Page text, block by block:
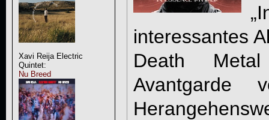
Xavi Reija Electric
Quintet:
Nu Breed
interessantes
Death